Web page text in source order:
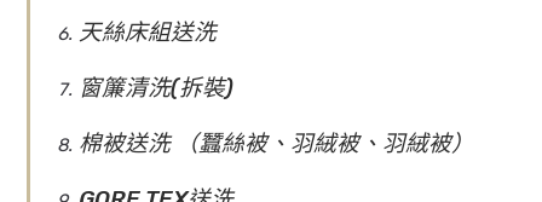
天絲床組送洗
窗簾清洗(拆裝)
棉被送洗 （蠶絲被、羽絨被、羽絨被）